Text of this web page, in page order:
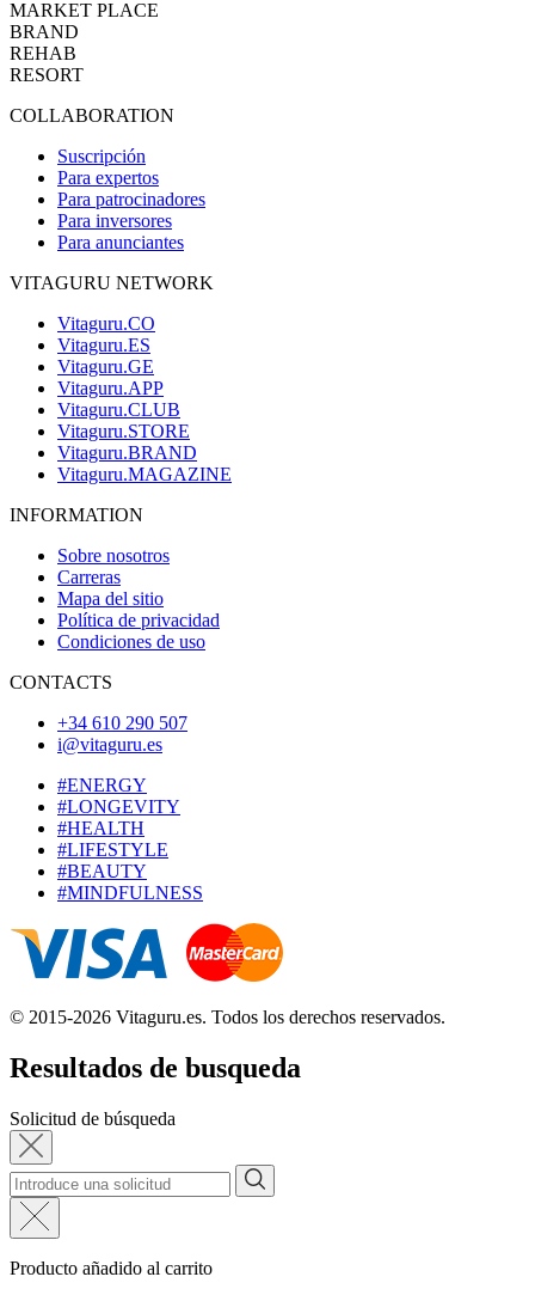
MARKET PLACE
BRAND
REHAB
RESORT
COLLABORATION
Suscripción
Para expertos
Para patrocinadores
Para inversores
Para anunciantes
VITAGURU NETWORK
Vitaguru.CO
Vitaguru.ES
Vitaguru.GE
Vitaguru.APP
Vitaguru.CLUB
Vitaguru.STORE
Vitaguru.BRAND
Vitaguru.MAGAZINE
INFORMATION
Sobre nosotros
Carreras
Mapa del sitio
Política de privacidad
Condiciones de uso
CONTACTS
+34 610 290 507
i@vitaguru.es
#ENERGY
#LONGEVITY
#HEALTH
#LIFESTYLE
#BEAUTY
#MINDFULNESS
© 2015-2026 Vitaguru.es. Todos los derechos reservados.
Resultados de busqueda
Solicitud de búsqueda
Producto añadido al carrito